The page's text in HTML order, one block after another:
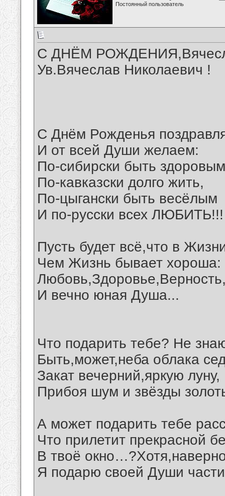
Постоянный пользователь
С ДНЁМ
Ув.Вячеслав Николаевич !
С Днём Рожденья
И от всей Души желаем:
По-сибирски быть
По-кавказски долго жить,
По-цыгански быть весёлым
И по-русски всех ЛЮБИТЬ!!!
Пусть будет всё,что в
Чем Жизнь бывает хороша:
И вечно юная Душа...
Что подарить тебе? Не
Быть,может,неба облака
Закат вечерний,яркую луну,
Прибоя шум и звёзды
А может подарить тебе
Что прилетит прекрасной
В твоё
Я подарю своей Души